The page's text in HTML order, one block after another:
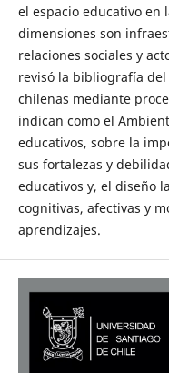
el espacio educativo en
dimensiones son
relaciones sociales y
revisó la bibliografía
chilenas mediante
indican como el
educativos, sobre la
sus fortalezas y
educativos y, el diseño
cognitivas, afectivas y
aprendizajes.